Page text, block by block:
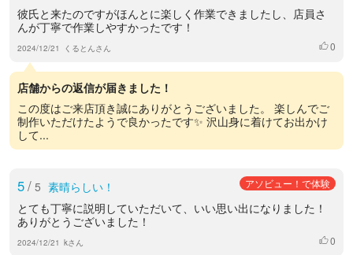
彼氏と来たのですがほんとに楽しく作業できましたし、店員さ
んが丁寧で作業しやすかったです！
2024/12/21 くるとんさん いいね
0
店舗からの返信が届きました！
この度はご来店頂き誠にありがとうございました。 楽しんでご
制作いただけたようで良かったです✨ 沢山身に着けてお出かけ
して...
5/ 5 素晴らしい！ アソビュー！で体験
とても丁寧に説明していただいて、いい思い出になりました！
ありがとうございました！
2024/12/21 kさん いいね
0